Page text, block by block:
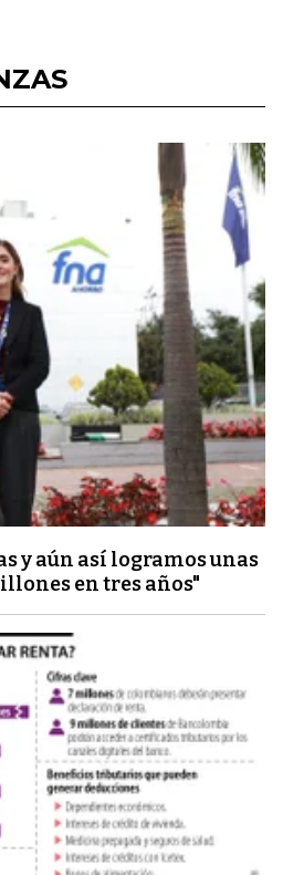
y aún así logramos unas
en tres años"